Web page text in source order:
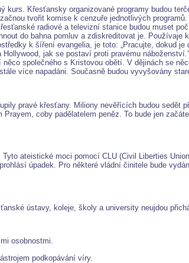
Křesťansky organizované programy budou
tvořit komise k cenzuře jednotlivých
radiové a televizní stanice budou muset
do bahna pomluv a zdiskreditovat je.
k šíření evangelia, je toto: „Pracujte, dokud
jak se postaví proti pravému
společného s Kristovou obětí. V dějinách se
více napadáni. Současně budou vyvyšovány
pravé křesťany. Miliony nevěřících budou
Prayem, coby padělatelem peněz. To bude jen
ateistické moci pomocí CLU (Civil Liberties
úpadek. Pro některé vládní činitele bude
ústavy, koleje, školy a university neujdou
osobnostmi.
podkopávání víry.